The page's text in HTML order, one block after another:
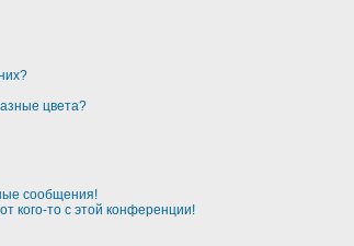
цвета?
сообщения!
кого-то с этой конференции!